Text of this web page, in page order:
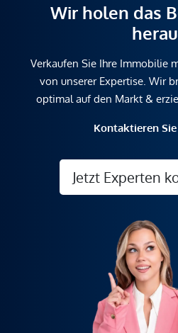
Wir holen das
Verkaufen Sie Ihre Immobilie
von unserer Expertise. Wir
optimal auf den Markt &
Kontaktieren
Jetzt Experten